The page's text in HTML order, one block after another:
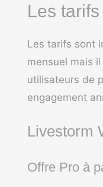
Les
Les tarifs sont
mensuel mais
utilisateurs de
engagement
Livestorm
Offre Pro à